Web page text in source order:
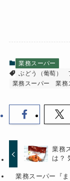
業務スーパー
ぶどう（葡萄）
業務スーパー
業務
業務
は？
業務スーパー『